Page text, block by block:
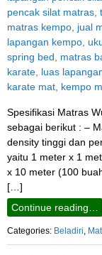
Spesifikasi Matras
sebagai berikut : –
density tinggi dan
yaitu 1 meter x 1
x 10 meter (100
[…]
Continue reading…
Categories: Beladiri,